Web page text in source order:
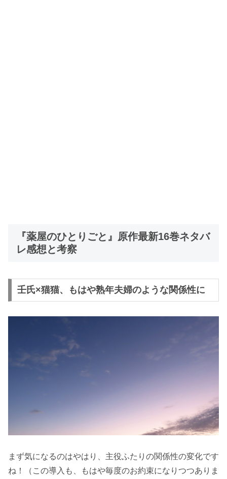
『薬屋のひとりごと』原作最新16巻ネタバ
レ感想と考察
壬氏×猫猫、もはや熟年夫婦のような関係性に
まず気になるのはやはり、主役ふたりの関係性の変化です
ね！（この導入も、もはや毎度のお約束になりつつありま